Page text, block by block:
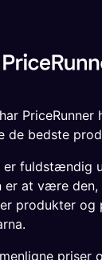
de bedste
er fuldstændig
er at være
produkter og
priser